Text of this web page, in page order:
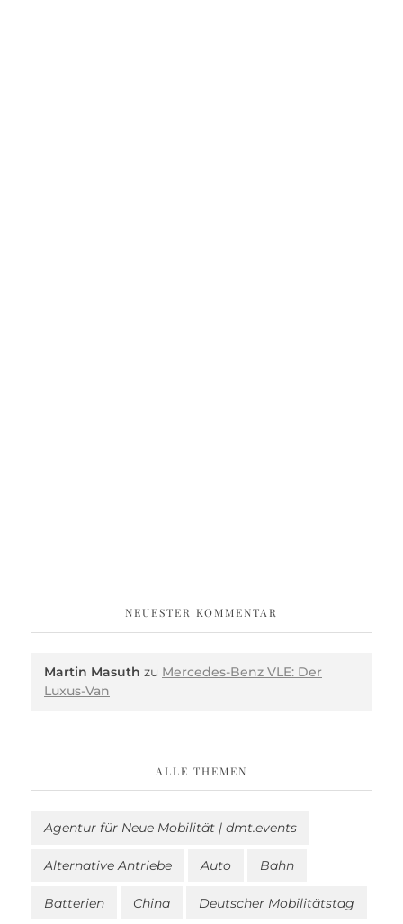
NEUESTER KOMMENTAR
Martin Masuth zu Mercedes-Benz VLE: Der
Luxus-Van
ALLE THEMEN
Agentur für Neue Mobilität | dmt.events
Alternative Antriebe Auto Bahn
Batterien China Deutscher Mobilitätstag